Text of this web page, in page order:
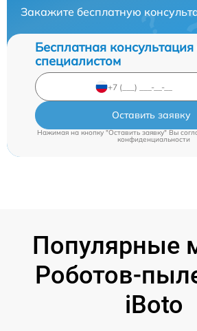
Закажите бесплатную
Бесплатная консультация
специалистом
Оставить заявку
Нажимая на кнопку "Оставить заявку" Вы
конфиденциальности
Популярные
Роботов-
iBoto